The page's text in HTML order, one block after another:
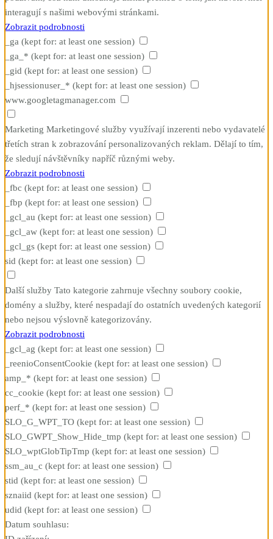
interagují s našimi webovými stránkami.
Zobrazit podrobnosti
_ga (kept for: at least one session)
_ga_* (kept for: at least one session)
_gid (kept for: at least one session)
_hjsessionuser_* (kept for: at least one session)
www.googletagmanager.com
Marketing Marketingové služby využívají inzerenti nebo vydavatelé
třetích stran k zobrazování personalizovaných reklam. Dělají to tím,
že sledují návštěvníky napříč různými weby.
Zobrazit podrobnosti
_fbc (kept for: at least one session)
_fbp (kept for: at least one session)
_gcl_au (kept for: at least one session)
_gcl_aw (kept for: at least one session)
_gcl_gs (kept for: at least one session)
sid (kept for: at least one session)
Další služby Tato kategorie zahrnuje všechny soubory cookie,
domény a služby, které nespadají do ostatních uvedených kategorií
nebo nejsou výslovně kategorizovány.
Zobrazit podrobnosti
_gcl_ag (kept for: at least one session)
_reenioConsentCookie (kept for: at least one session)
amp_* (kept for: at least one session)
cc_cookie (kept for: at least one session)
perf_* (kept for: at least one session)
SLO_G_WPT_TO (kept for: at least one session)
SLO_GWPT_Show_Hide_tmp (kept for: at least one session)
SLO_wptGlobTipTmp (kept for: at least one session)
ssm_au_c (kept for: at least one session)
stid (kept for: at least one session)
sznaiid (kept for: at least one session)
udid (kept for: at least one session)
Datum souhlasu: